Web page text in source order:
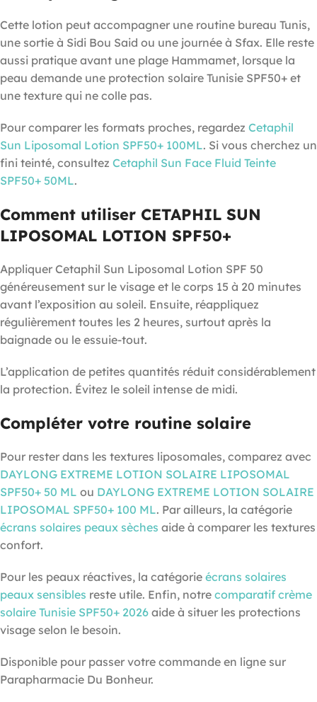
Cette lotion peut accompagner une routine bureau Tunis,
une sortie à Sidi Bou Said ou une journée à Sfax. Elle reste
aussi pratique avant une plage Hammamet, lorsque la
peau demande une protection solaire Tunisie SPF50+ et
une texture qui ne colle pas.
Pour comparer les formats proches, regardez Cetaphil
Sun Liposomal Lotion SPF50+ 100ML. Si vous cherchez un
fini teinté, consultez Cetaphil Sun Face Fluid Teinte
SPF50+ 50ML.
Comment utiliser CETAPHIL SUN
LIPOSOMAL LOTION SPF50+
Appliquer Cetaphil Sun Liposomal Lotion SPF 50
généreusement sur le visage et le corps 15 à 20 minutes
avant l’exposition au soleil. Ensuite, réappliquez
régulièrement toutes les 2 heures, surtout après la
baignade ou le essuie-tout.
L’application de petites quantités réduit considérablement
la protection. Évitez le soleil intense de midi.
Compléter votre routine solaire
Pour rester dans les textures liposomales, comparez avec
DAYLONG EXTREME LOTION SOLAIRE LIPOSOMAL
SPF50+ 50 ML ou DAYLONG EXTREME LOTION SOLAIRE
LIPOSOMAL SPF50+ 100 ML. Par ailleurs, la catégorie
écrans solaires peaux sèches aide à comparer les textures
confort.
Pour les peaux réactives, la catégorie écrans solaires
peaux sensibles reste utile. Enfin, notre comparatif crème
solaire Tunisie SPF50+ 2026 aide à situer les protections
visage selon le besoin.
Disponible pour passer votre commande en ligne sur
Parapharmacie Du Bonheur.